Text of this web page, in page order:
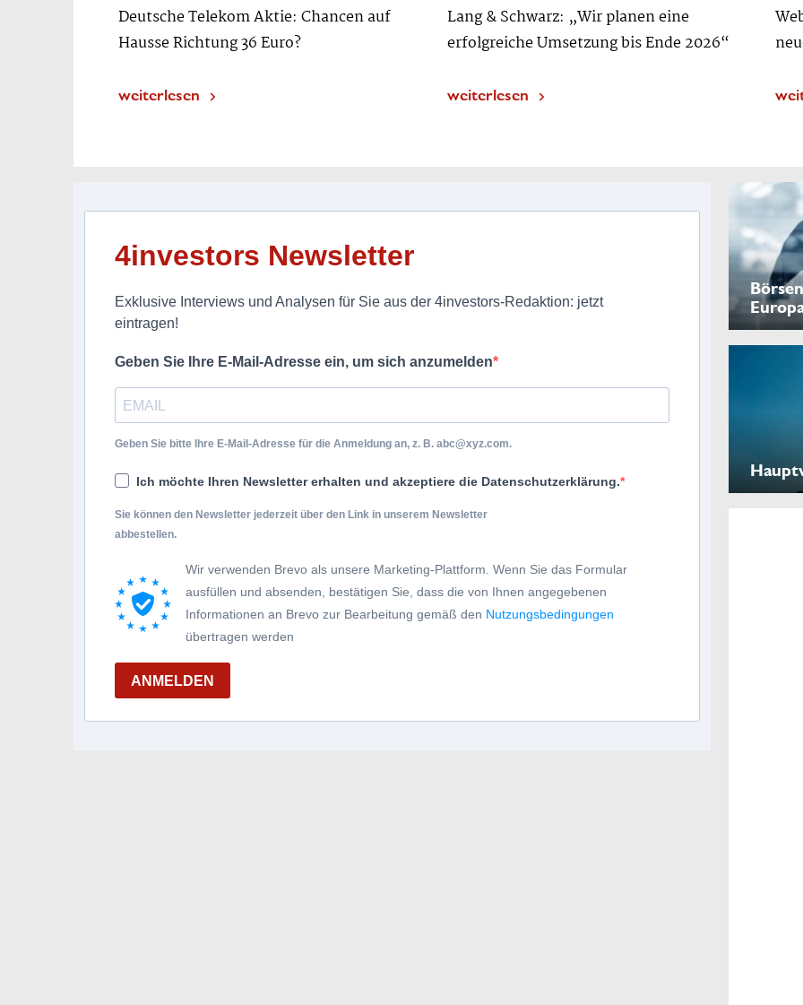
Deutsche Telekom Aktie: Chancen auf
Hausse Richtung 36 Euro?
weiterlesen
Lang & Schwarz: „Wir planen eine
erfolgreiche Umsetzung bis Ende 2026“
weiterlesen
4investors Newsletter
Exklusive Interviews und Analysen für Sie aus der 4investors-Redaktion: jetzt
eintragen!
Geben Sie Ihre E-Mail-Adresse ein, um sich anzumelden
Geben Sie bitte Ihre E-Mail-Adresse für die Anmeldung an, z. B. abc@xyz.com.
Ich möchte Ihren Newsletter erhalten und akzeptiere die Datenschutzerklärung.
Sie können den Newsletter jederzeit über den Link in unserem Newsletter
abbestellen.
Wir verwenden Brevo als unsere Marketing-Plattform. Wenn Sie das Formular
ausfüllen und absenden, bestätigen Sie, dass die von Ihnen angegebenen
Informationen an Brevo zur Bearbeitung gemäß den Nutzungsbedingungen
übertragen werden
ANMELDEN